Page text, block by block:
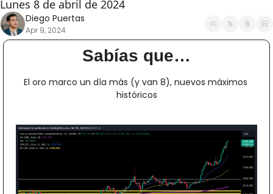
Lunes 8 de abril de 2024
Diego Puertas
Apr 9, 2024
Sabías que…
El oro marco un día más (y van 8), nuevos máximos
históricos